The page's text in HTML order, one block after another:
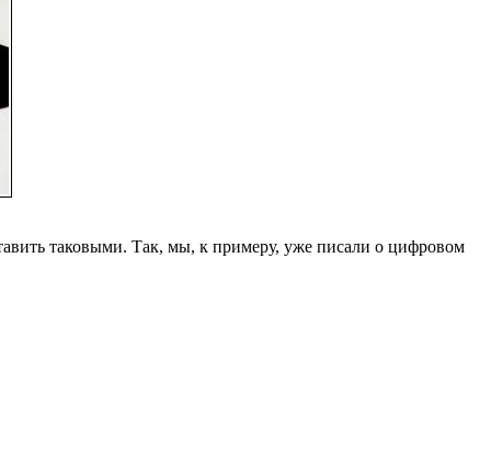
таковыми. Так, мы, к примеру, уже писали о цифровом